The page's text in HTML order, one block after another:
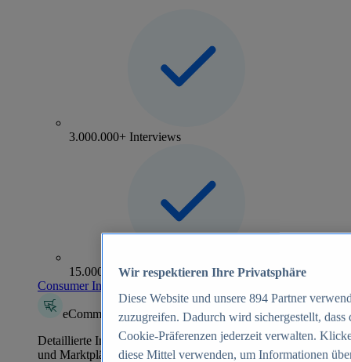
3.000.000+ Interviews
15.000+ Marken
Consumer Insights entdecken
eCommerce Insights
Detaillierte Informationen zu mehr als 39.000 Online-Shops
und Marktplätzen
Wir respektieren Ihre Privatsphäre
Diese Website und unsere 894 Partner
zuzugreifen. Dadurch wird sichergestellt,
Cookie-Präferenzen jederzeit verwalten.
diese Mittel verwenden, um Informationen